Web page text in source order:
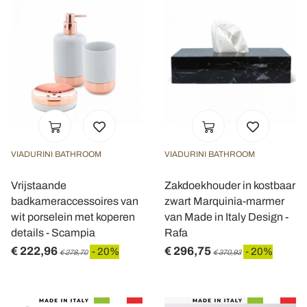
VIADURINI BATHROOM
Vrijstaande
badkameraccessoires van
wit porselein met koperen
details - Scampia
€ 222,96 € 278,70 - 20%
VIADURINI BATHROOM
Zakdoekhouder in kostbaar
zwart Marquinia-marmer
van Made in Italy Design -
Rafa
€ 296,75 € 370,93 - 20%